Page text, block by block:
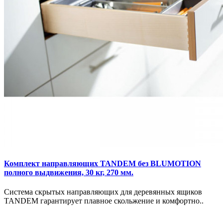
Комплект направляющих TANDEM без BLUMOTION
полного выдвижения, 30 кг, 270 мм.
Система скрытых направляющих для деревянных ящиков
TANDEM гарантирует плавное скольжение и комфортно..